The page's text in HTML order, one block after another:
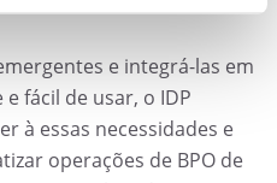
e integrá-las em
fácil de usar, o IDP
à essas necessidades e
operações de BPO de